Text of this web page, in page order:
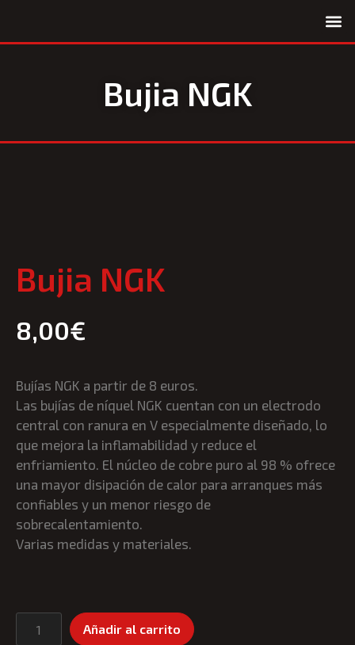
Bujia NGK
Bujia NGK
8,00€
Bujías NGK a partir de 8 euros.
Las bujías de níquel NGK cuentan con un electrodo
central con ranura en V especialmente diseñado, lo
que mejora la inflamabilidad y reduce el
enfriamiento. El núcleo de cobre puro al 98 % ofrece
una mayor disipación de calor para arranques más
confiables y un menor riesgo de
sobrecalentamiento.
Varias medidas y materiales.
Añadir al carrito